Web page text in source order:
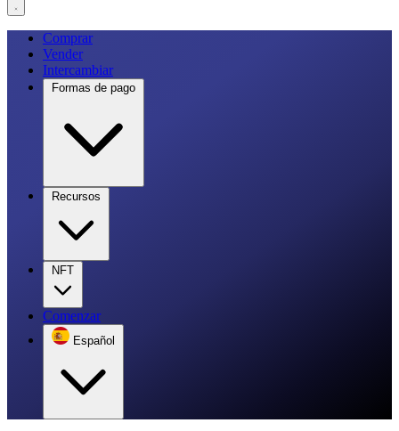
Comprar
Vender
Intercambiar
Formas de pago
Recursos
NFT
Comenzar
Español